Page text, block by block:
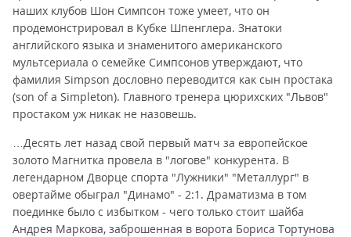
наших клубов Шон Симпсон тоже умеет, что он
продемонстрировал в Кубке Шпенглера. Знатоки
английского языка и знаменитого американского
мультсериала о семейке Симпсонов утверждают, что
фамилия Simpson дословно переводится как сын простака
(son of a Simpleton). Главного тренера цюрихских "Львов"
простаком уж никак не назовешь.
…Десять лет назад свой первый матч за европейское
золото Магнитка провела в "логове" конкурента. В
легендарном Дворце спорта "Лужники" "Металлург" в
овертайме обыграл "Динамо" - 2:1. Драматизма в том
поединке было с избытком - чего только стоит шайба
Андрея Маркова, заброшенная в ворота Бориса Тортунова